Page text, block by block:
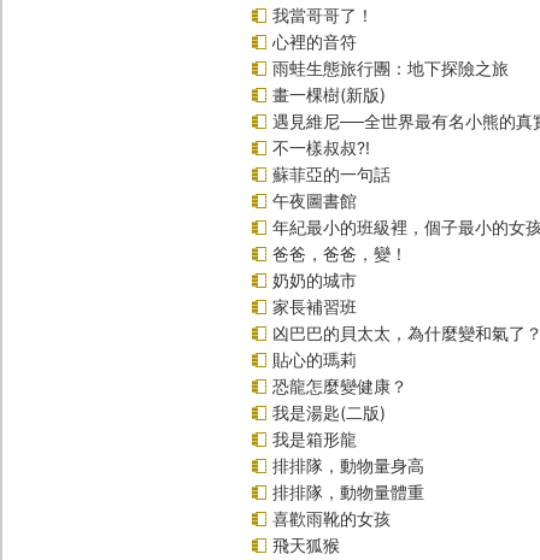
我當哥哥了！
心裡的音符
雨蛙生態旅行團：地下探險之旅
畫一棵樹(新版)
遇見維尼──全世界最有名小熊的真
不一樣叔叔?!
蘇菲亞的一句話
午夜圖書館
年紀最小的班級裡，個子最小的女
爸爸，爸爸，變！
奶奶的城市
家長補習班
凶巴巴的貝太太，為什麼變和氣了
貼心的瑪莉
恐龍怎麼變健康？
我是湯匙(二版)
我是箱形龍
排排隊，動物量身高
排排隊，動物量體重
喜歡雨靴的女孩
飛天狐猴